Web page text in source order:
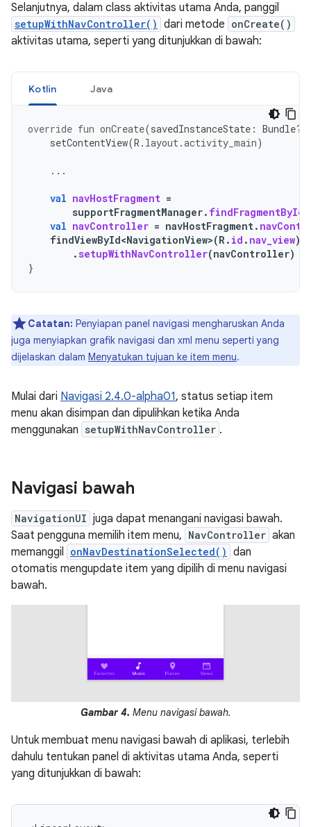
Selanjutnya, dalam class aktivitas utama Anda, panggil
setupWithNavController() dari metode onCreate()
aktivitas utama, seperti yang ditunjukkan di bawah:
Kotlin Java
override fun onCreate(savedInstanceState : Bundle?)
setContentView(R . layout.activity_main)
...
val navHostFragment =
supportFragmentManager. findFragmentById
val navController = navHostFragment.
findViewById<NavigationView>(R. id . nav_view)
.setupWithNavController(navController)
}
Catatan: Penyiapan panel navigasi mengharuskan Anda
juga menyiapkan grafik navigasi dan xml menu seperti yang
dijelaskan dalam Menyatukan tujuan ke item menu.
Mulai dari Navigasi 2.4.0-alpha01, status setiap item
menu akan disimpan dan dipulihkan ketika Anda
menggunakan setupWithNavController .
Navigasi bawah
NavigationUI juga dapat menangani navigasi bawah.
Saat pengguna memilih item menu, NavController akan
memanggil onNavDestinationSelected() dan
otomatis mengupdate item yang dipilih di menu navigasi
bawah.
Gambar 4. Menu navigasi bawah.
Untuk membuat menu navigasi bawah di aplikasi, terlebih
dahulu tentukan panel di aktivitas utama Anda, seperti
yang ditunjukkan di bawah: